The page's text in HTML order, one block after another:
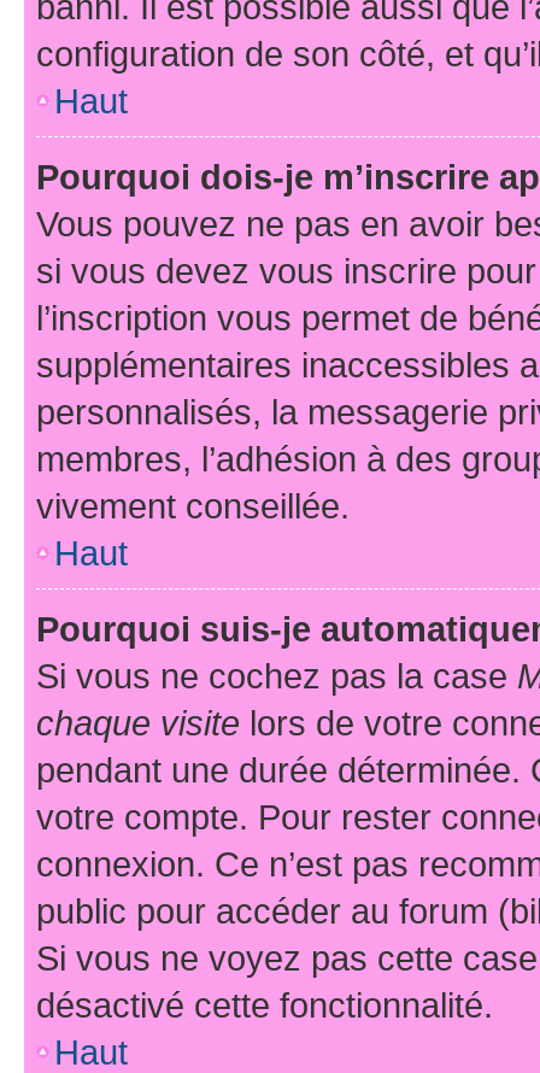
configuration de son côté, et
Haut
Pourquoi dois-je m’inscrire
Vous pouvez ne pas en avoir
si vous devez vous inscrire
l’inscription vous permet de
supplémentaires inaccessibles
personnalisés, la messagerie
membres, l’adhésion à des
vivement conseillée.
Haut
Pourquoi suis-je
Si vous ne cochez pas la case
chaque visite lors de votre
pendant une durée déterminée.
votre compte. Pour rester
connexion. Ce n’est pas
public pour accéder au forum
Si vous ne voyez pas cette
désactivé cette fonctionnalité.
Haut